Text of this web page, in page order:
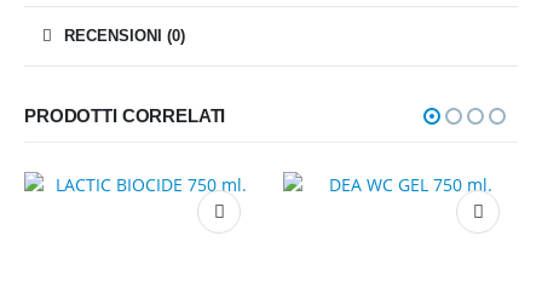
RECENSIONI (0)
PRODOTTI CORRELATI